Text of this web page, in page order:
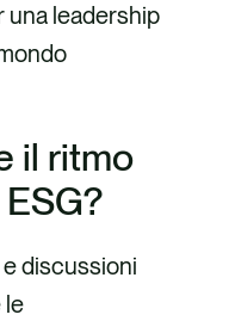
una leadership
il ritmo
discussioni
le